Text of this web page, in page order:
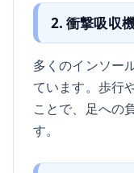
2. 衝撃吸収
多くのインソー
ています。歩行
ことで、足への
す。